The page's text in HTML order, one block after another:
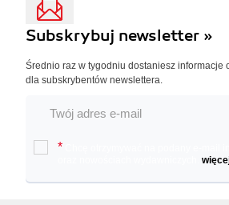
Subskrybuj newsletter »
Średnio raz w tygodniu dostaniesz
dla subskrybentów newslettera.
*